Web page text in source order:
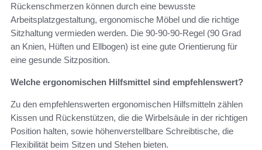
Rückenschmerzen können durch eine bewusste
Arbeitsplatzgestaltung, ergonomische Möbel und die richtige
Sitzhaltung vermieden werden. Die 90-90-90-Regel (90 Grad
an Knien, Hüften und Ellbogen) ist eine gute Orientierung für
eine gesunde Sitzposition.
Welche ergonomischen Hilfsmittel sind empfehlenswert?
Zu den empfehlenswerten ergonomischen Hilfsmitteln zählen
Kissen und Rückenstützen, die die Wirbelsäule in der richtigen
Position halten, sowie höhenverstellbare Schreibtische, die
Flexibilität beim Sitzen und Stehen bieten.